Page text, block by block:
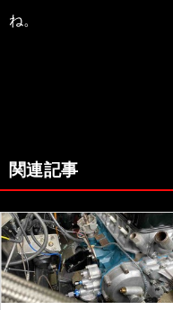
ね。
関連記事